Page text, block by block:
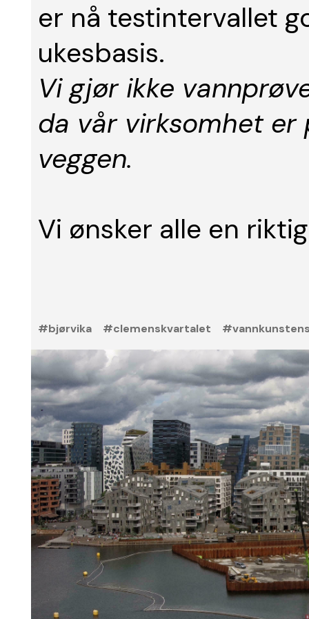
er nå testintervallet
ukesbasis.
Vi gjør ikke
da vår virksomhet
veggen.
Vi ønsker alle en
#bjørvika #clemenskvartalet